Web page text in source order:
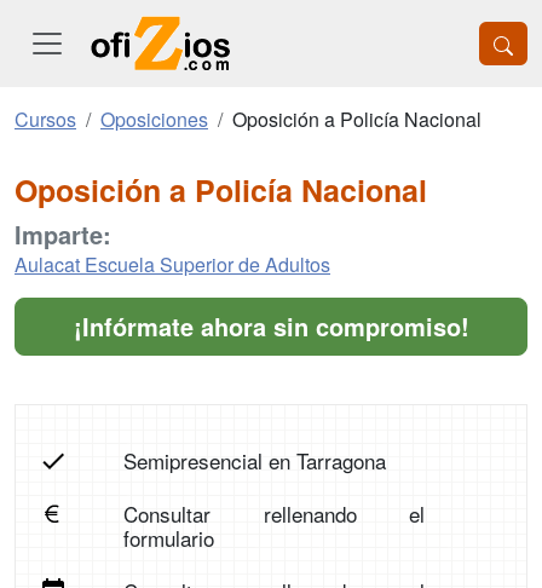
Cursos Oposiciones Oposición a Policía Nacional
Oposición a Policía Nacional
Imparte:
Aulacat Escuela Superior de Adultos
¡Infórmate ahora sin compromiso!
Semipresencial en Tarragona
Consultar rellenando el
formulario